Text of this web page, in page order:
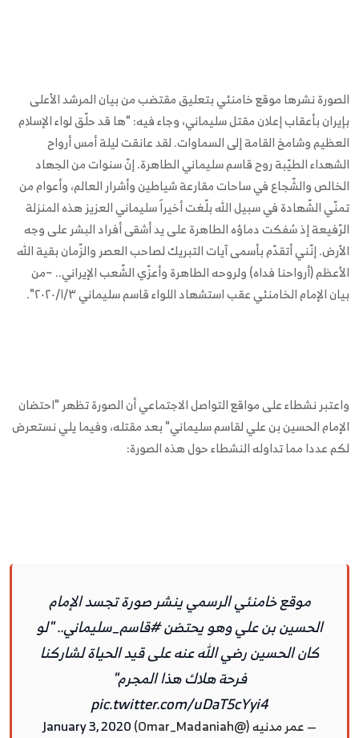
الصورة نشرها موقع خامنئي بتعليق مقتضب من بيان المرشد الأعلى
بإيران بأعقاب إعلان مقتل سليماني، وجاء فيه: "ها قد حلّق لواء الإسلام
العظيم وشامخ القامة إلى السماوات. لقد عانقت ليلة أمس أرواح
الشهداء الطيّبة روح قاسم سليماني الطاهرة. إنّ سنوات من الجهاد
الخالص والشّجاع في ساحات مقارعة شياطين وأشرار العالم، وأعوام من
تمنّي الشّهادة في سبيل الله بلّغت أخيراً سليماني العزيز هذه المنزلة
الرّفيعة إذ سُفكت دماؤه الطاهرة على يد أشقى أفراد البشر على وجه
الأرض. إنّني أتقدّم بأسمى آيات التبريك لصاحب العصر والزّمان بقية الله
الأعظم (أرواحنا فداه) ولروحه الطاهرة وأعزّي الشّعب الإيراني.. ~من
بيان الإمام الخامنئي عقب استشهاد اللواء قاسم سليماني ٢٠٢٠/١/٣".
واعتبر نشطاء على مواقع التواصل الاجتماعي أن الصورة تظهر "احتضان
الإمام الحسين بن علي لقاسم سليماني" بعد مقتله، وفيما يلي نستعرض
لكم عددا مما تداوله النشطاء حول هذه الصورة:
موقع خامنئي الرسمي ينشر صورة تجسد الإمام
الحسين بن علي وهو يحتضن#قاسم_سليماني.. "لو
كان الحسين رضي الله عنه على قيد الحياة لشاركنا
فرحة هلاك هذا المجرم"
pic.twitter.com/uDaT5cYyi4
— عمر مدنيه (@Omar_Madaniah) January 3, 2020